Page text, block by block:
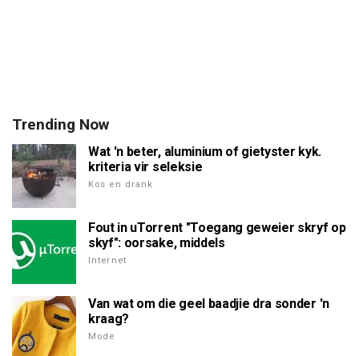
Trending Now
Wat 'n beter, aluminium of gietyster kyk.
kriteria vir seleksie
Kos en drank
Fout in uTorrent "Toegang geweier skryf op
skyf": oorsake, middels
Internet
Van wat om die geel baadjie dra sonder 'n
kraag?
Mode